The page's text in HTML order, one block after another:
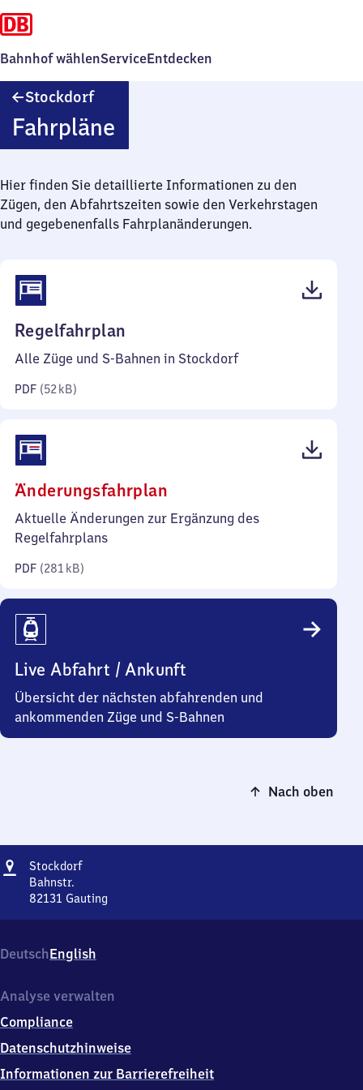
Bahnhof wählenServiceEntdecken
StockdorfStockdorf
Fahrpläne
Hier finden Sie detaillierte Informationen zu den
Zügen, den Abfahrtszeiten sowie den Verkehrstagen
und gegebenenfalls Fahrplanänderungen.
Regelfahrplan
52
Alle Züge und S-Bahnen in Stockdorf
PDF (52 kB)
Änderungsfahrplan
281
Aktuelle Änderungen zur Ergänzung des
Regelfahrplans
PDF (281 kB)
Live Abfahrt / Ankunft
Übersicht der nächsten abfahrenden und
ankommenden Züge und S-Bahnen
Nach oben
Adresse
StockdorfStockdorf
Bahnstr.
82131 Gauting
8
2
3
Gauting
DeutschEnglish
Analyse verwalten
Compliance
Datenschutzhinweise
Informationen zur Barrierefreiheit